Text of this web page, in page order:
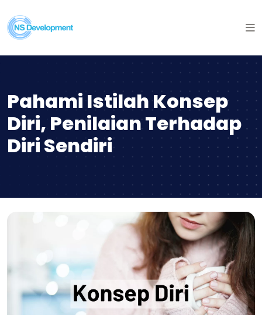
Pahami Istilah Konsep
Diri, Penilaian Terhadap
Diri Sendiri